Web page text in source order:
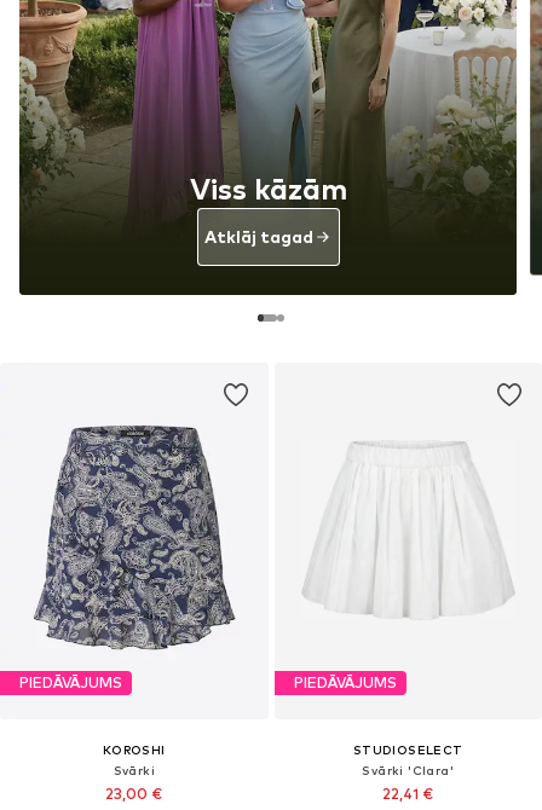
PIEDĀVĀJUMS
KOROSHI
Svārki
23,00 €
PIEDĀVĀJUMS
STUDIOSELECT
Svārki 'Clara'
22,41 €
Viss kāzām
Atklāj tagad